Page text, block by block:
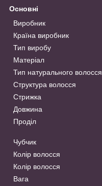
Основні
Виробник
Країна виробник
Тип виробу
Матеріал
Тип натурального волосся
Структура волосся
Стрижка
Довжина
Проділ
Чубчик
Колір волосся
Колір волосся
Вага